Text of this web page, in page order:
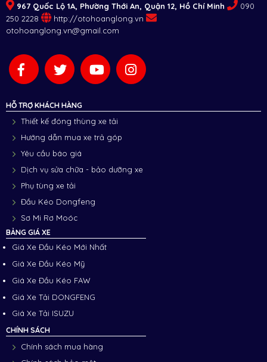
967 Quốc Lộ 1A, Phường Thới An, Quận 12, Hồ Chí Minh
090
250 2228
http://otohoanglong.vn
otohoanglong.vn@gmail.com
HỖ TRỢ KHÁCH HÀNG
Thiết kế đóng thùng xe tải
Hướng dẫn mua xe trả góp
Yêu cầu báo giá
Dịch vụ sửa chữa - bảo dưỡng xe
Phụ tùng xe tải
Đầu Kéo Dongfeng
Sơ Mi Rơ Moóc
BẢNG GIÁ XE
Giá Xe Đầu Kéo Mới Nhất
Giá Xe Đầu Kéo Mỹ
Giá Xe Đầu Kéo FAW
Giá Xe Tải DONGFENG
Giá Xe Tải ISUZU
CHÍNH SÁCH
Chính sách mua hàng